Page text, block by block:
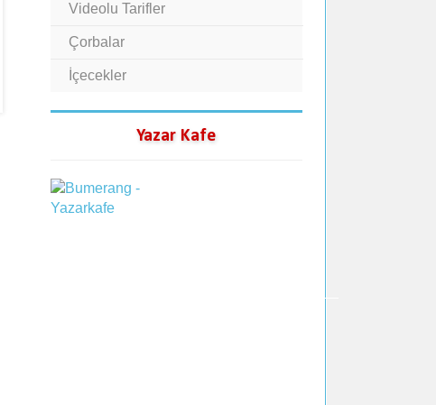
Videolu Tarifler
Çorbalar
İçecekler
Yazar Kafe